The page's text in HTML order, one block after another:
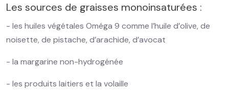
Les sources de graisses monoinsaturées :
- les huiles végétales Oméga 9 comme l’huile d’olive, de
noisette, de pistache, d’arachide, d’avocat
- la margarine non-hydrogénée
- les produits laitiers et la volaille